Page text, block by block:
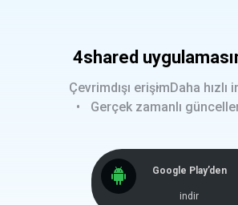
4shared
Çevrimdışı erişimDaha hızlı
Gerçek zamanlı
Google Play’den
indir